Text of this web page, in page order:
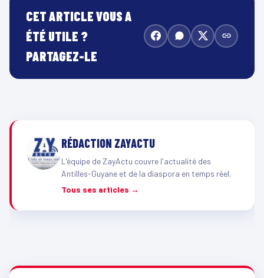
CET ARTICLE VOUS A
ÉTÉ UTILE ?
PARTAGEZ-LE
RÉDACTION ZAYACTU
L'équipe de ZayActu couvre l'actualité des
Antilles-Guyane et de la diaspora en temps réel.
Tous ses articles →